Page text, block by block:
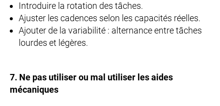
Introduire la rotation des tâches.
Ajuster les cadences selon les capacités réelles.
Ajouter de la variabilité : alternance entre tâches
lourdes et légères.
7. Ne pas utiliser ou mal utiliser les aides
mécaniques